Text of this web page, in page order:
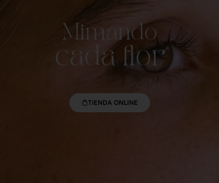
Mimando
cada flor
con detalle.
TIENDA ONLINE